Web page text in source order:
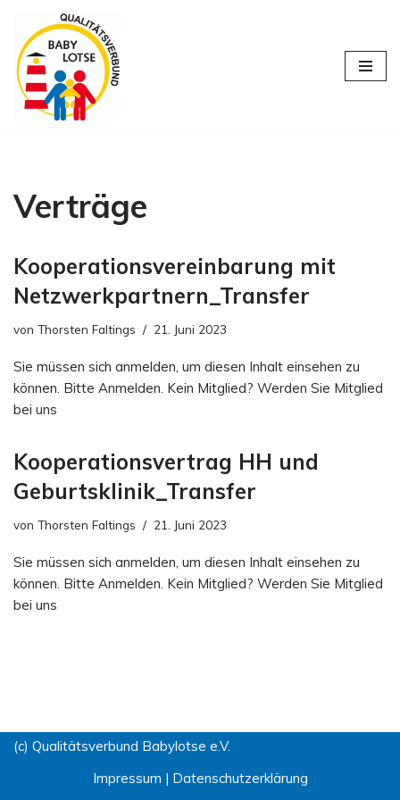
Zum
Inhalt
springen
Verträge
Kooperationsvereinbarung mit
Netzwerkpartnern_Transfer
von Thorsten Faltings 21. Juni 2023
Sie müssen sich anmelden, um diesen Inhalt einsehen zu
können. Bitte Anmelden. Kein Mitglied? Werden Sie Mitglied
bei uns
Kooperationsvertrag HH und
Geburtsklinik_Transfer
von Thorsten Faltings 21. Juni 2023
Sie müssen sich anmelden, um diesen Inhalt einsehen zu
können. Bitte Anmelden. Kein Mitglied? Werden Sie Mitglied
bei uns
(c) Qualitätsverbund Babylotse e.V.
Impressum | Datenschutzerklärung